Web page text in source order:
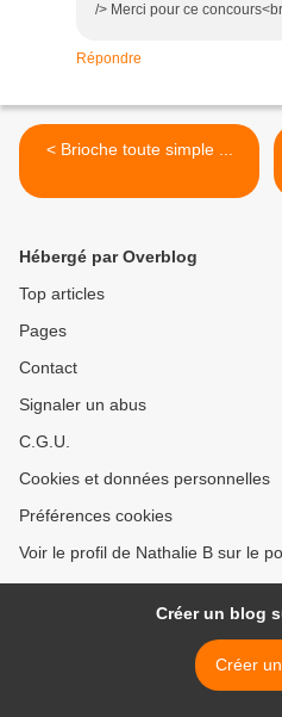
/> Merci pour ce
Répondre
< Brioche toute simple ...
Hébergé par Overblog
Top articles
Pages
Contact
Signaler un abus
C.G.U.
Cookies et données personnelles
Préférences cookies
Voir le profil de Nathalie B sur le
Créer un blog
Créer